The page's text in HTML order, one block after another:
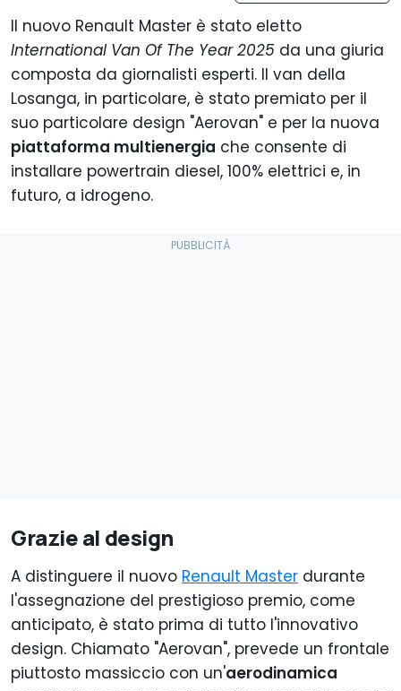
Il nuovo Renault Master è stato eletto
International Van Of The Year 2025 da una giuria
composta da giornalisti esperti. Il van della
Losanga, in particolare, è stato premiato per il
suo particolare design "Aerovan" e per la nuova
piattaforma multienergia che consente di
installare powertrain diesel, 100% elettrici e, in
futuro, a idrogeno.
Grazie al design
A distinguere il nuovo Renault Master durante
l'assegnazione del prestigioso premio, come
anticipato, è stato prima di tutto l'innovativo
design. Chiamato "Aerovan", prevede un frontale
piuttosto massiccio con un'aerodinamica